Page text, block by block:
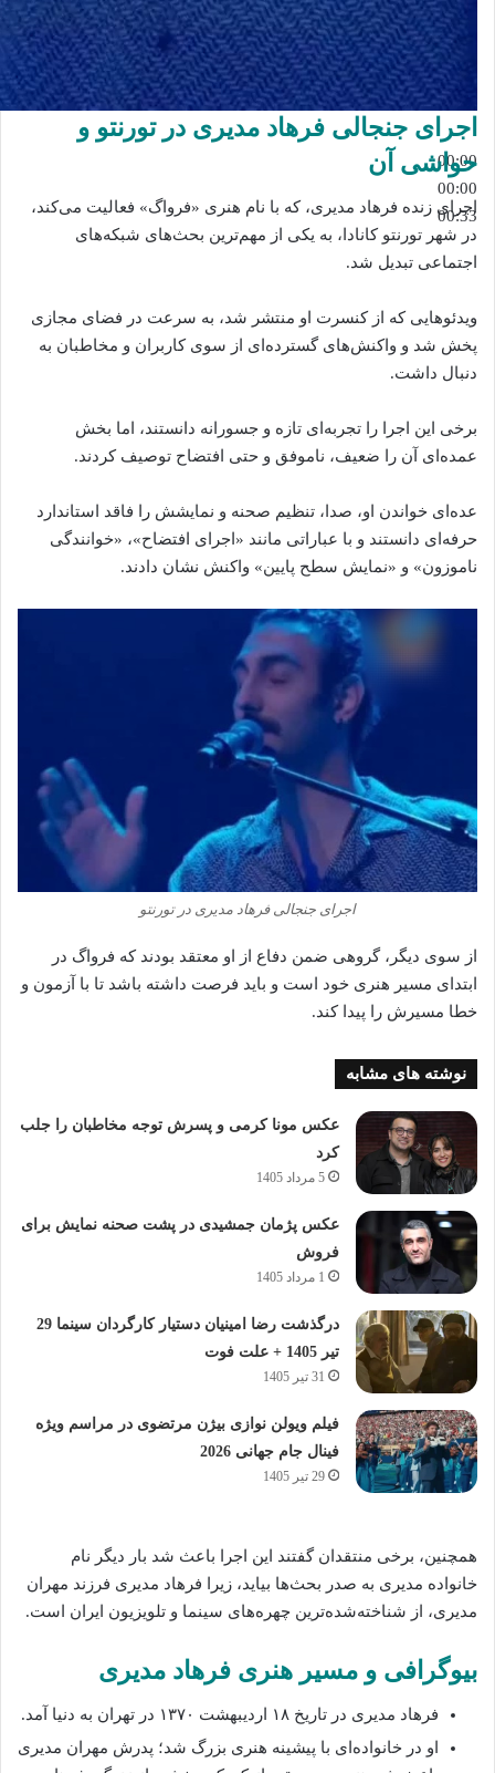
00:00
00:00
00:33
اجرای جنجالی فرهاد مدیری در تورنتو و
حواشی آن
اجرای زنده فرهاد مدیری، که با نام هنری «فرواگ» فعالیت می‌کند،
در شهر تورنتو کانادا، به یکی از مهم‌ترین بحث‌های شبکه‌های
اجتماعی تبدیل شد.
ویدئوهایی که از کنسرت او منتشر شد، به سرعت در فضای مجازی
پخش شد و واکنش‌های گسترده‌ای از سوی کاربران و مخاطبان به
دنبال داشت.
برخی این اجرا را تجربه‌ای تازه و جسورانه دانستند، اما بخش
عمده‌ای آن را ضعیف، ناموفق و حتی افتضاح توصیف کردند.
عده‌ای خواندن او، صدا، تنظیم صحنه و نمایشش را فاقد استاندارد
حرفه‌ای دانستند و با عباراتی مانند «اجرای افتضاح»، «خوانندگی
ناموزون» و «نمایش سطح پایین» واکنش نشان دادند.
اجرای جنجالی فرهاد مدیری در تورنتو
از سوی دیگر، گروهی ضمن دفاع از او معتقد بودند که فرواگ در
ابتدای مسیر هنری خود است و باید فرصت داشته باشد تا با آزمون و
خطا مسیرش را پیدا کند.
نوشته های مشابه
عکس مونا کرمی و پسرش توجه مخاطبان را جلب
کرد
5 مرداد 1405
عکس پژمان جمشیدی در پشت صحنه نمایش برای
فروش
1 مرداد 1405
درگذشت رضا امینیان دستیار کارگردان سینما 29
تیر 1405 + علت فوت
31 تیر 1405
فیلم ویولن نوازی بیژن مرتضوی در مراسم ویژه
فینال جام جهانی 2026
29 تیر 1405
همچنین، برخی منتقدان گفتند این اجرا باعث شد بار دیگر نام
خانواده مدیری به صدر بحث‌ها بیاید، زیرا فرهاد مدیری فرزند مهران
مدیری، از شناخته‌شده‌ترین چهره‌های سینما و تلویزیون ایران است.
بیوگرافی و مسیر هنری فرهاد مدیری
فرهاد مدیری در تاریخ ۱۸ اردیبهشت ۱۳۷۰ در تهران به دنیا آمد.
او در خانواده‌ای با پیشینه هنری بزرگ شد؛ پدرش مهران مدیری